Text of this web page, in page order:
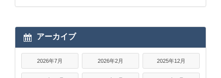
アーカイブ
2026年7月 2026年2月 2025年12月